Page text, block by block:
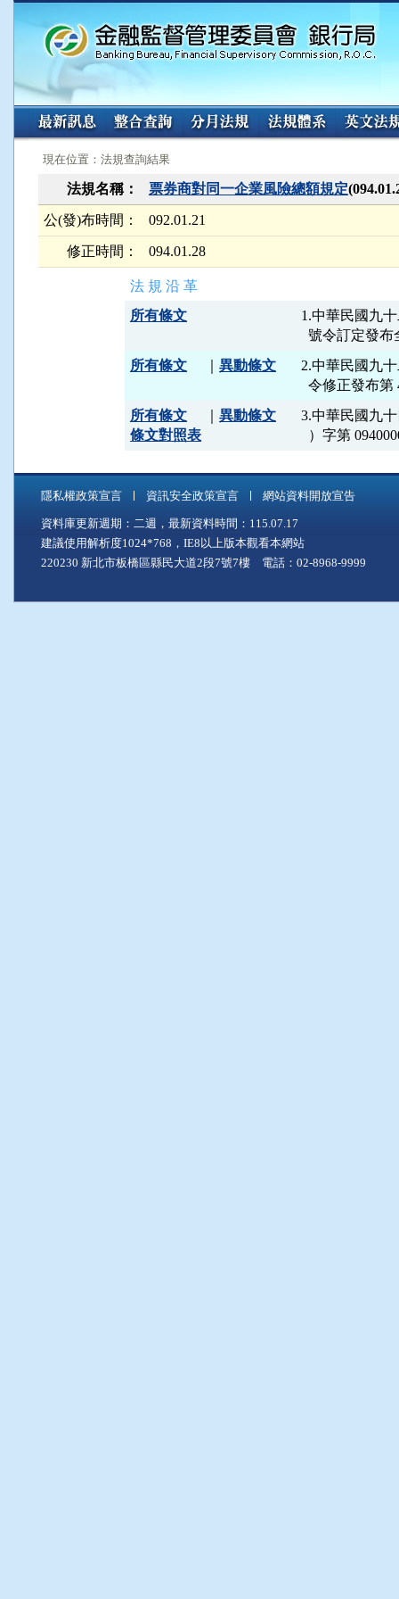
:::
現在位置：法規查詢結果
法規名稱： 票券商對同一企業風險總額規定
公(發)布時間： 092.01.21
修正時間： 094.01.28
法 規 沿 革
所有條文
1.中華民國九
所有條文 異動條文 2.中華民國九
所有條文
異動條文
條文對照表
3.中華民國九
）字第
隱私權政策宣言 資訊安全政策宣言 網站資料開放宣告
資料庫更新週期：二週，最新資料時間：115.07.17
建議使用解析度1024*768，IE8以上版本觀看本網站
220230 新北市板橋區縣民大道2段7號7樓 電話：02-8968-9999